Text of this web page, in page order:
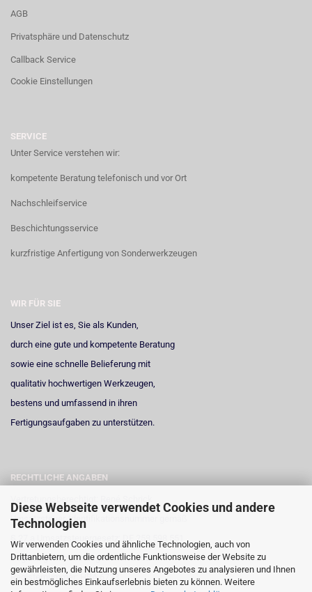
Diese Webseite verwendet Cookies und andere
Technologien
Wir verwenden Cookies und ähnliche Technologien, auch von
Drittanbietern, um die ordentliche Funktionsweise der Website zu
gewährleisten, die Nutzung unseres Angebotes zu analysieren und Ihnen
ein bestmögliches Einkaufserlebnis bieten zu können. Weitere
AGB
Privatsphäre und Datenschutz
Callback Service
Cookie Einstellungen
SERVICE
Unter Service verstehen wir:
kompetente Beratung telefonisch und vor Ort
Nachschleifservice
Beschichtungsservice
kurzfristige Anfertigung von Sonderwerkzeugen
WIR FÜR SIE
Unser Ziel ist es, Sie als Kunden,
durch eine gute und kompetente Beratung
sowie eine schnelle Belieferung mit
qualitativ hochwertigen Werkzeugen,
bestens und umfassend in ihren
Fertigungsaufgaben zu unterstützen.
RECHTLICHE ANGABEN
Umsatzsteuer-Identifikationsnummer gemäß
§ 27 a Umsatzsteuergesetz: DE 258 598 551
Registergericht: Amtsgericht Neuss
Registernummer: HRA 6723